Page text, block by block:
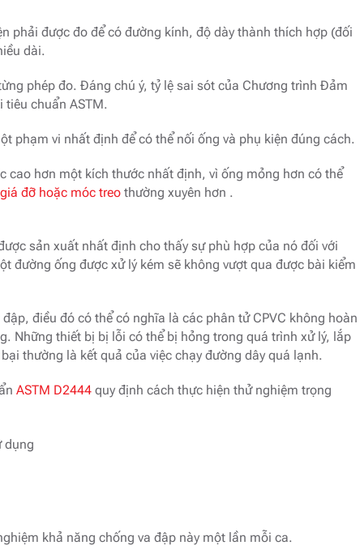
phải được đo để có đường kính, độ dày thành thích hợp (đối
dài.
phép đo. Đáng chú ý, tỷ lệ sai sót của Chương trình Đảm
tiêu chuẩn ASTM.
phạm vi nhất định để có thể nối ống và phụ kiện đúng cách.
cao hơn một kích thước nhất định, vì ống mỏng hơn có thể
giá đỡ hoặc móc treo thường xuyên hơn .
sản xuất nhất định cho thấy sự phù hợp của nó đối với
đường ống được xử lý kém sẽ không vượt qua được bài kiểm
điều đó có thể có nghĩa là các phân tử CPVC không hoàn
Những thiết bị bị lỗi có thể bị hỏng trong quá trình xử lý, lắp
thường là kết quả của việc chạy đường dây quá lạnh.
ASTM D2444 quy định cách thực hiện thử nghiệm trọng
dụng
khả năng chống va đập này một lần mỗi ca.